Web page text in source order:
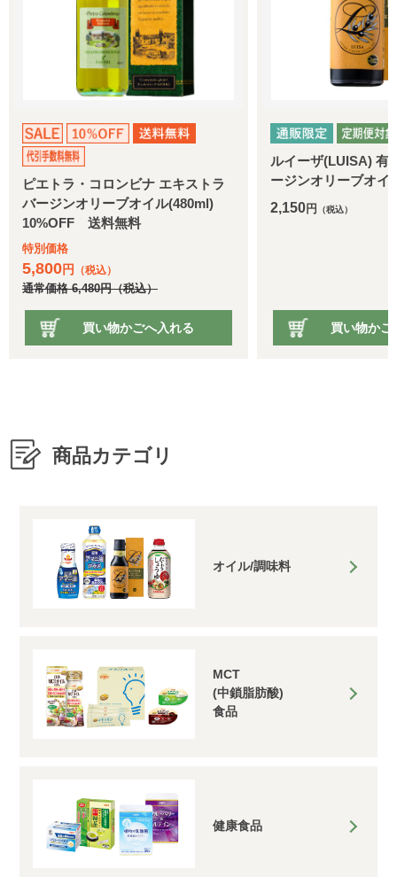
コロンビナ エキストラ
オリーブオイル(480ml)
送料無料
（税込）
円（税込）
買い物かごへ入れる
ルイーザ(LUISA) 有機エキスト
ージンオリーブオイル
2,150
（税込）
買い物かごへ入れる
商品カテゴリ
オイル/調味料
MCT
(中鎖脂肪酸)
食品
健康食品